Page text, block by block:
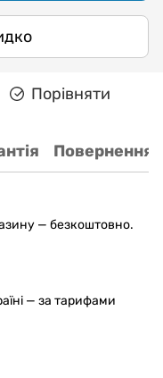
Порівняти
Повернення
— безкоштовно.
— за тарифами